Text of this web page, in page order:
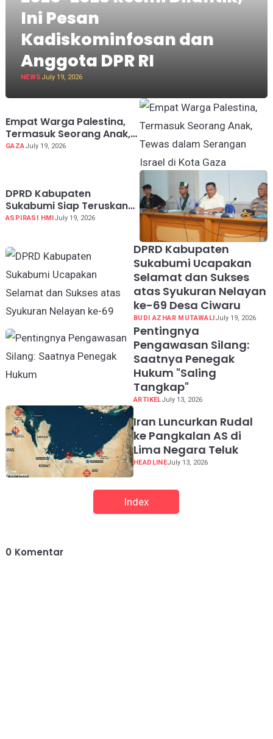
Ini Pesan
Kadiskominfosan dan
Anggota DPR RI
NEWS July 19, 2026
Empat Warga Palestina,
Termasuk Seorang Anak,
Tewas dalam Serangan
GAZAJuly 19, 2026
DPRD Kabupaten
Sukabumi Siap Teruskan
Aspirasi HMI ke Pusat Soal
ASPIRASI HMI July 19, 2026
DPRD Kabupaten
Sukabumi Ucapakan
Selamat dan Sukses
atas Syukuran Nelayan
ke-69 Desa Ciwaru
BUDI AZHAR MUTAWALIJuly 19, 2026
Pentingnya
Pengawasan Silang:
Saatnya Penegak
Hukum "Saling
Tangkap"
ARTIKELJuly 13, 2026
Iran Luncurkan Rudal
ke Pangkalan AS di
Lima Negara Teluk
HEADLINEJuly 13, 2026
Index
0 Komentar